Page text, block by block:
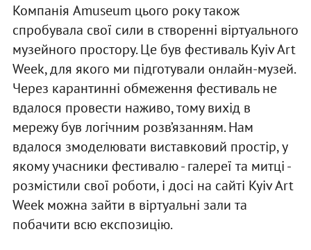
Компанія Amuseum цього року також
спробувала свої сили в створенні віртуального
музейного простору. Це був фестиваль Kyiv Art
Week, для якого ми підготували онлайн-музей.
Через карантинні обмеження фестиваль не
вдалося провести наживо, тому вихід в
мережу був логічним розв’язанням. Нам
вдалося змоделювати виставковий простір, у
якому учасники фестивалю - галереї та митці -
розмістили свої роботи, і досі на сайті Kyiv Art
Week можна зайти в віртуальні зали та
побачити всю експозицію.